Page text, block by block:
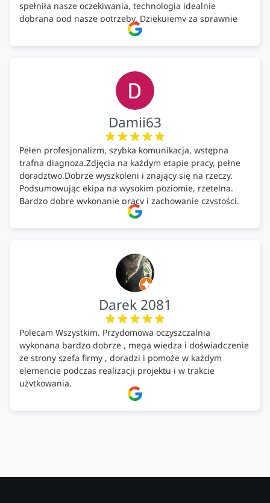
spełniła nasze oczekiwania, technologia idealnie
dobrana pod nasze potrzeby. Dziękujemy za sprawnie
wykonany montaż w świetnej atmosferze! Polecam!
Damii63
Pełen profesjonalizm, szybka komunikacja, wstępna
trafna diagnoza.Zdjęcia na każdym etapie pracy, pełne
doradztwo.Dobrze wyszkoleni i znający się na rzeczy.
Podsumowując ekipa na wysokim poziomie, rzetelna.
Bardzo dobre wykonanie pracy i zachowanie czystości.
Darek 2081
Polecam Wszystkim. Przydomowa oczyszczalnia
wykonana bardzo dobrze , mega wiedza i doświadczenie
ze strony szefa firmy , doradzi i pomoże w każdym
elemencie podczas realizacji projektu i w trakcie
użytkowania.
Firma godna zaufania. Tak trzymać!